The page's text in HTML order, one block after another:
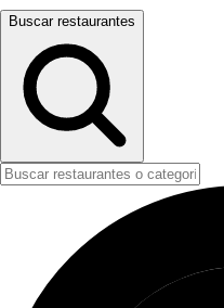
Buscar restaurantes